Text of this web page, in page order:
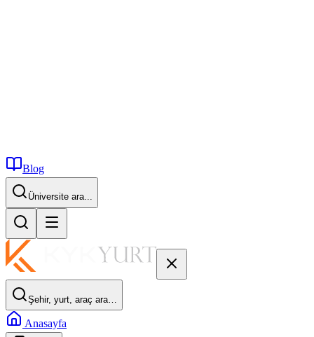
Blog
İstanbul...
Şehir, yurt, araç ara…
Anasayfa